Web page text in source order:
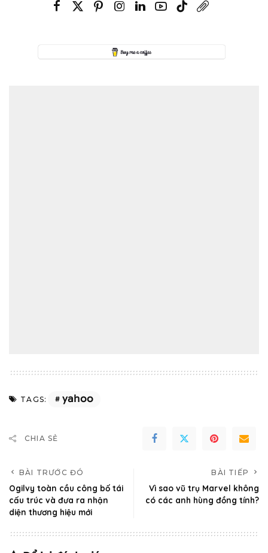
TAGS: yahoo
CHIA SẺ
BÀI TRƯỚC ĐÓ
Ogilvy toàn cầu công bố tái
cấu trúc và đưa ra nhận
diện thương hiệu mới
BÀI TIẾP
Vì sao vũ trụ Marvel không
có các anh hùng đồng tính?